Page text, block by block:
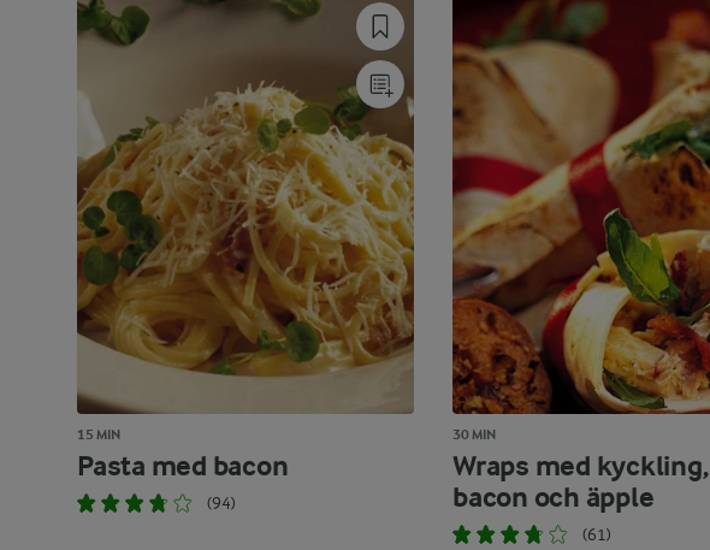
15 MIN
Pasta med bacon
(94)
30 MIN
Wraps med kyckling,
bacon och äpple
(61)